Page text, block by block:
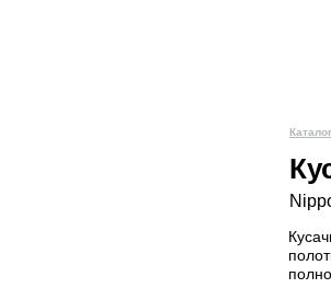
Каталог